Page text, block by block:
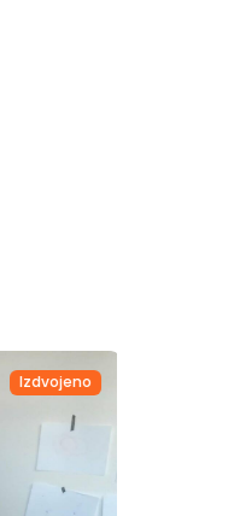
Izdvojeno